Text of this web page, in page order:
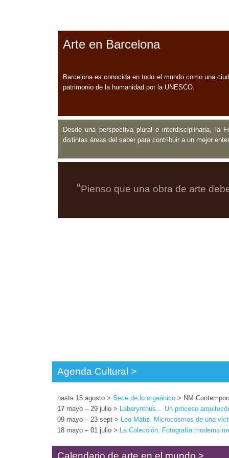
Arte en Barcelona
Barcelona es conocida en todo el mundo como una
patrimonio de la humanidad por la UNESCO.
Desde una perspectiva plural e interdisciplinaria, la
distintas áreas del saber para contribuir a un mejor
“Pienso que una obra de arte
Agenda Cultural >
hasta 15 agosto > Serie de lo orgaánico > NM
17 mayo – 29 julio > Laberynthus… Un proceso
09 mayo – 23 sept > Leo Matiz. Microcosmos de una
18 mayo – 01 julio > La Colección. Fotografía moderna
Calendario de arte en el mundo >